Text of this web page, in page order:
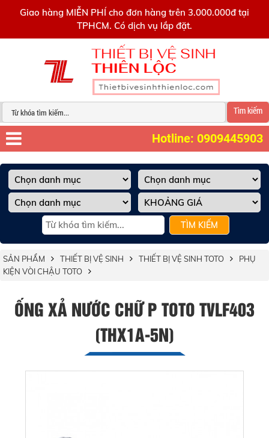
Giao hàng MIỄN PHÍ cho đơn hàng trên 3.000.000đ tại
TPHCM. Có dịch vụ lắp đặt.
Tìm kiếm
Hotline: 0909445903
TÌM KIẾM
SẢN PHẨM THIẾT BỊ VỆ SINH THIẾT BỊ VỆ SINH TOTO
PHỤ
KIỆN VÒI CHẬU TOTO
ỐNG XẢ NƯỚC CHỮ P TOTO TVLF403
(THX1A-5N)
0909445903